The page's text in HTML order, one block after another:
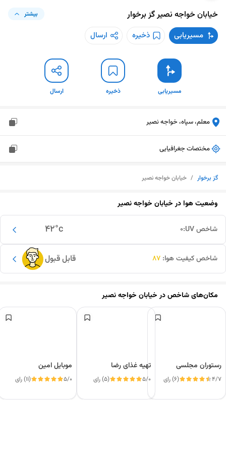
خیابان خواجه نصیرگز برخوار بیشتر
مسیریابی ذخیره ارسال
مسیریابی ذخیره ارسال
معلم، سپاه، خواجه نصیر
مختصات جغرافیایی
گز برخوار / خیابان خواجه نصیر
وضعیت هوا درخیابان خواجه نصیر
42°c شاخص UV: 0
قابل قبول شاخص کیفیت هوا: 87
مکان‌های شاخص درخیابان خواجه نصیر
رستوران مجلسی
4/7 (6) رای
تهیه غذای رضا
5/0 (5) رای
موبایل امین
5/0 (11) رای